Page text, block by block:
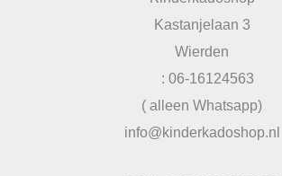
Kastanjelaan 3
Wierden
: 06-16124563
( alleen Whatsapp)
info@kinderkadoshop.nl